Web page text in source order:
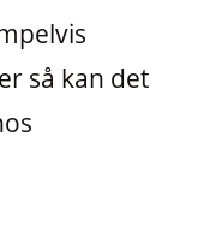
så kan det